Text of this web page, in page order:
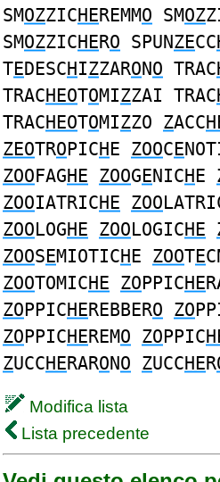
SMOZZICHEREMMO SMOZ
SMOZZICHERO SPUNZECC
TEDESCHIZZARONO TRAC
TRACHEOTOMIZZAI TRAC
TRACHEOTOMIZZO ZACC
ZEOTROPICHE ZOOCE
ZOOFAGHE ZOOGENICHE
ZOOIATRICHE ZOO
ZOOLOGHE ZOOLOGICHE
ZOOSEMIOTICHE ZOOTE
ZOOTOMICHE ZOPPICHE
ZOPPICHEREBBERO ZO
ZOPPICHEREMO ZOPPIC
ZUCCHERARONO ZUCCHER
Modifica lista
Lista precedente